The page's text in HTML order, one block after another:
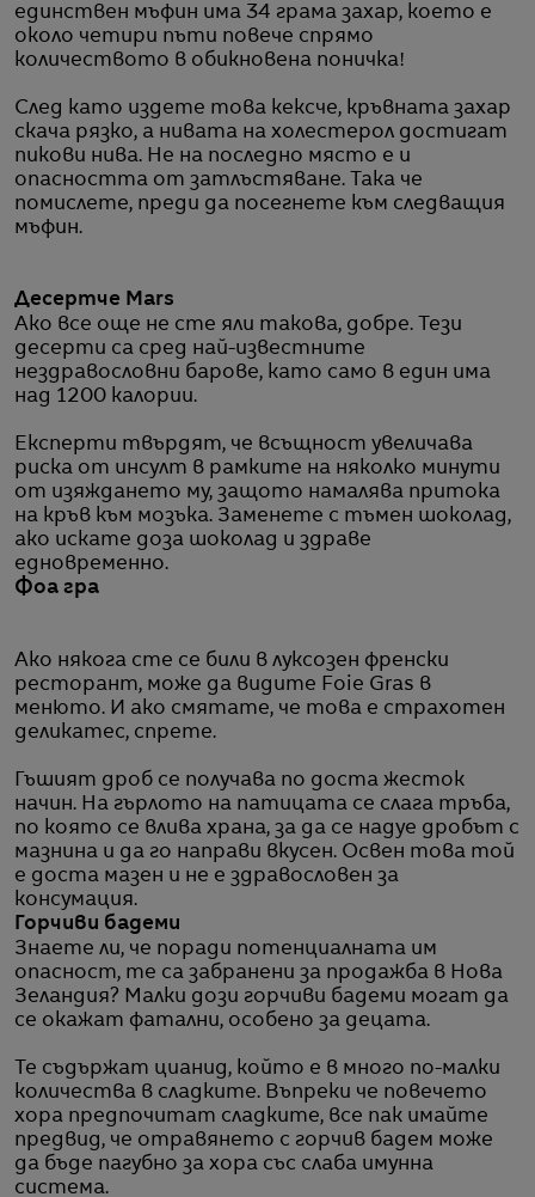
единствен мъфин има 34 грама захар, което е
около четири пъти повече спрямо
количеството в обикновена поничка!
След като издете това кексче, кръвната захар
скача рязко, а нивата на холестерол достигат
пикови нива. Не на последно място е и
опасността от затлъстяване. Така че
помислете, преди да посегнете към следващия
мъфин.
Десертче Mars
Ако все още не сте яли такова, добре. Тези
десерти са сред най-известните
нездравословни барове, като само в един има
над 1200 калории.
Експерти твърдят, че всъщност увеличава
риска от инсулт в рамките на няколко минути
от изяждането му, защото намалява притока
на кръв към мозъка. Заменете с тъмен шоколад,
ако искате доза шоколад и здраве
едновременно.
Фоа гра
Ако някога сте се били в луксозен френски
ресторант, може да видите Foie Gras в
менюто. И ако смятате, че това е страхотен
деликатес, спрете.
Гъшият дроб се получава по доста жесток
начин. На гърлото на патицата се слага тръба,
по която се влива храна, за да се надуе дробът с
мазнина и да го направи вкусен. Освен това той
е доста мазен и не е здравословен за
консумация.
Горчиви бадеми
Знаете ли, че поради потенциалната им
опасност, те са забранени за продажба в Нова
Зеландия? Малки дози горчиви бадеми могат да
се окажат фатални, особено за децата.
Те съдържат цианид, който е в много по-малки
количества в сладките. Въпреки че повечето
хора предпочитат сладките, все пак имайте
предвид, че отравянето с горчив бадем може
да бъде пагубно за хора със слаба имунна
система.